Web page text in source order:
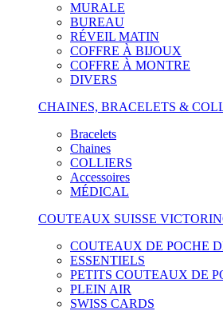
MURALE
BUREAU
RÉVEIL MATIN
COFFRE À BIJOUX
COFFRE À MONTRE
DIVERS
CHAINES, BRACELETS &
Bracelets
Chaines
COLLIERS
Accessoires
MÉDICAL
COUTEAUX SUISSE
COUTEAUX DE POCHE
ESSENTIELS
PETITS COUTEAUX DE
PLEIN AIR
SWISS CARDS